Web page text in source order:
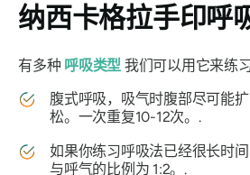
纳西卡格拉手印呼
有多种 呼吸类型 我们可以用它来练
腹式呼吸，吸气时腹部尽可能
松。一次重复10-12次。.
如果你练习呼吸法已经很长时
与呼气的比例为 1:2。.